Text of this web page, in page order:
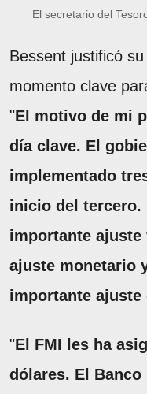
El secretario del
Bessent justificó
momento clave
"El motivo de mi
día clave. El
implementado
inicio del tercero.
importante
ajuste monetario
importante ajuste
"El FMI les ha
dólares. El